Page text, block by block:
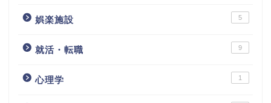
娯楽施設 5
就活・転職 9
心理学 1